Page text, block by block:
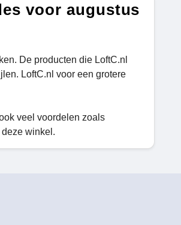
voor augustus
De producten die LoftC.nl
LoftC.nl voor een grotere
veel voordelen zoals
winkel.